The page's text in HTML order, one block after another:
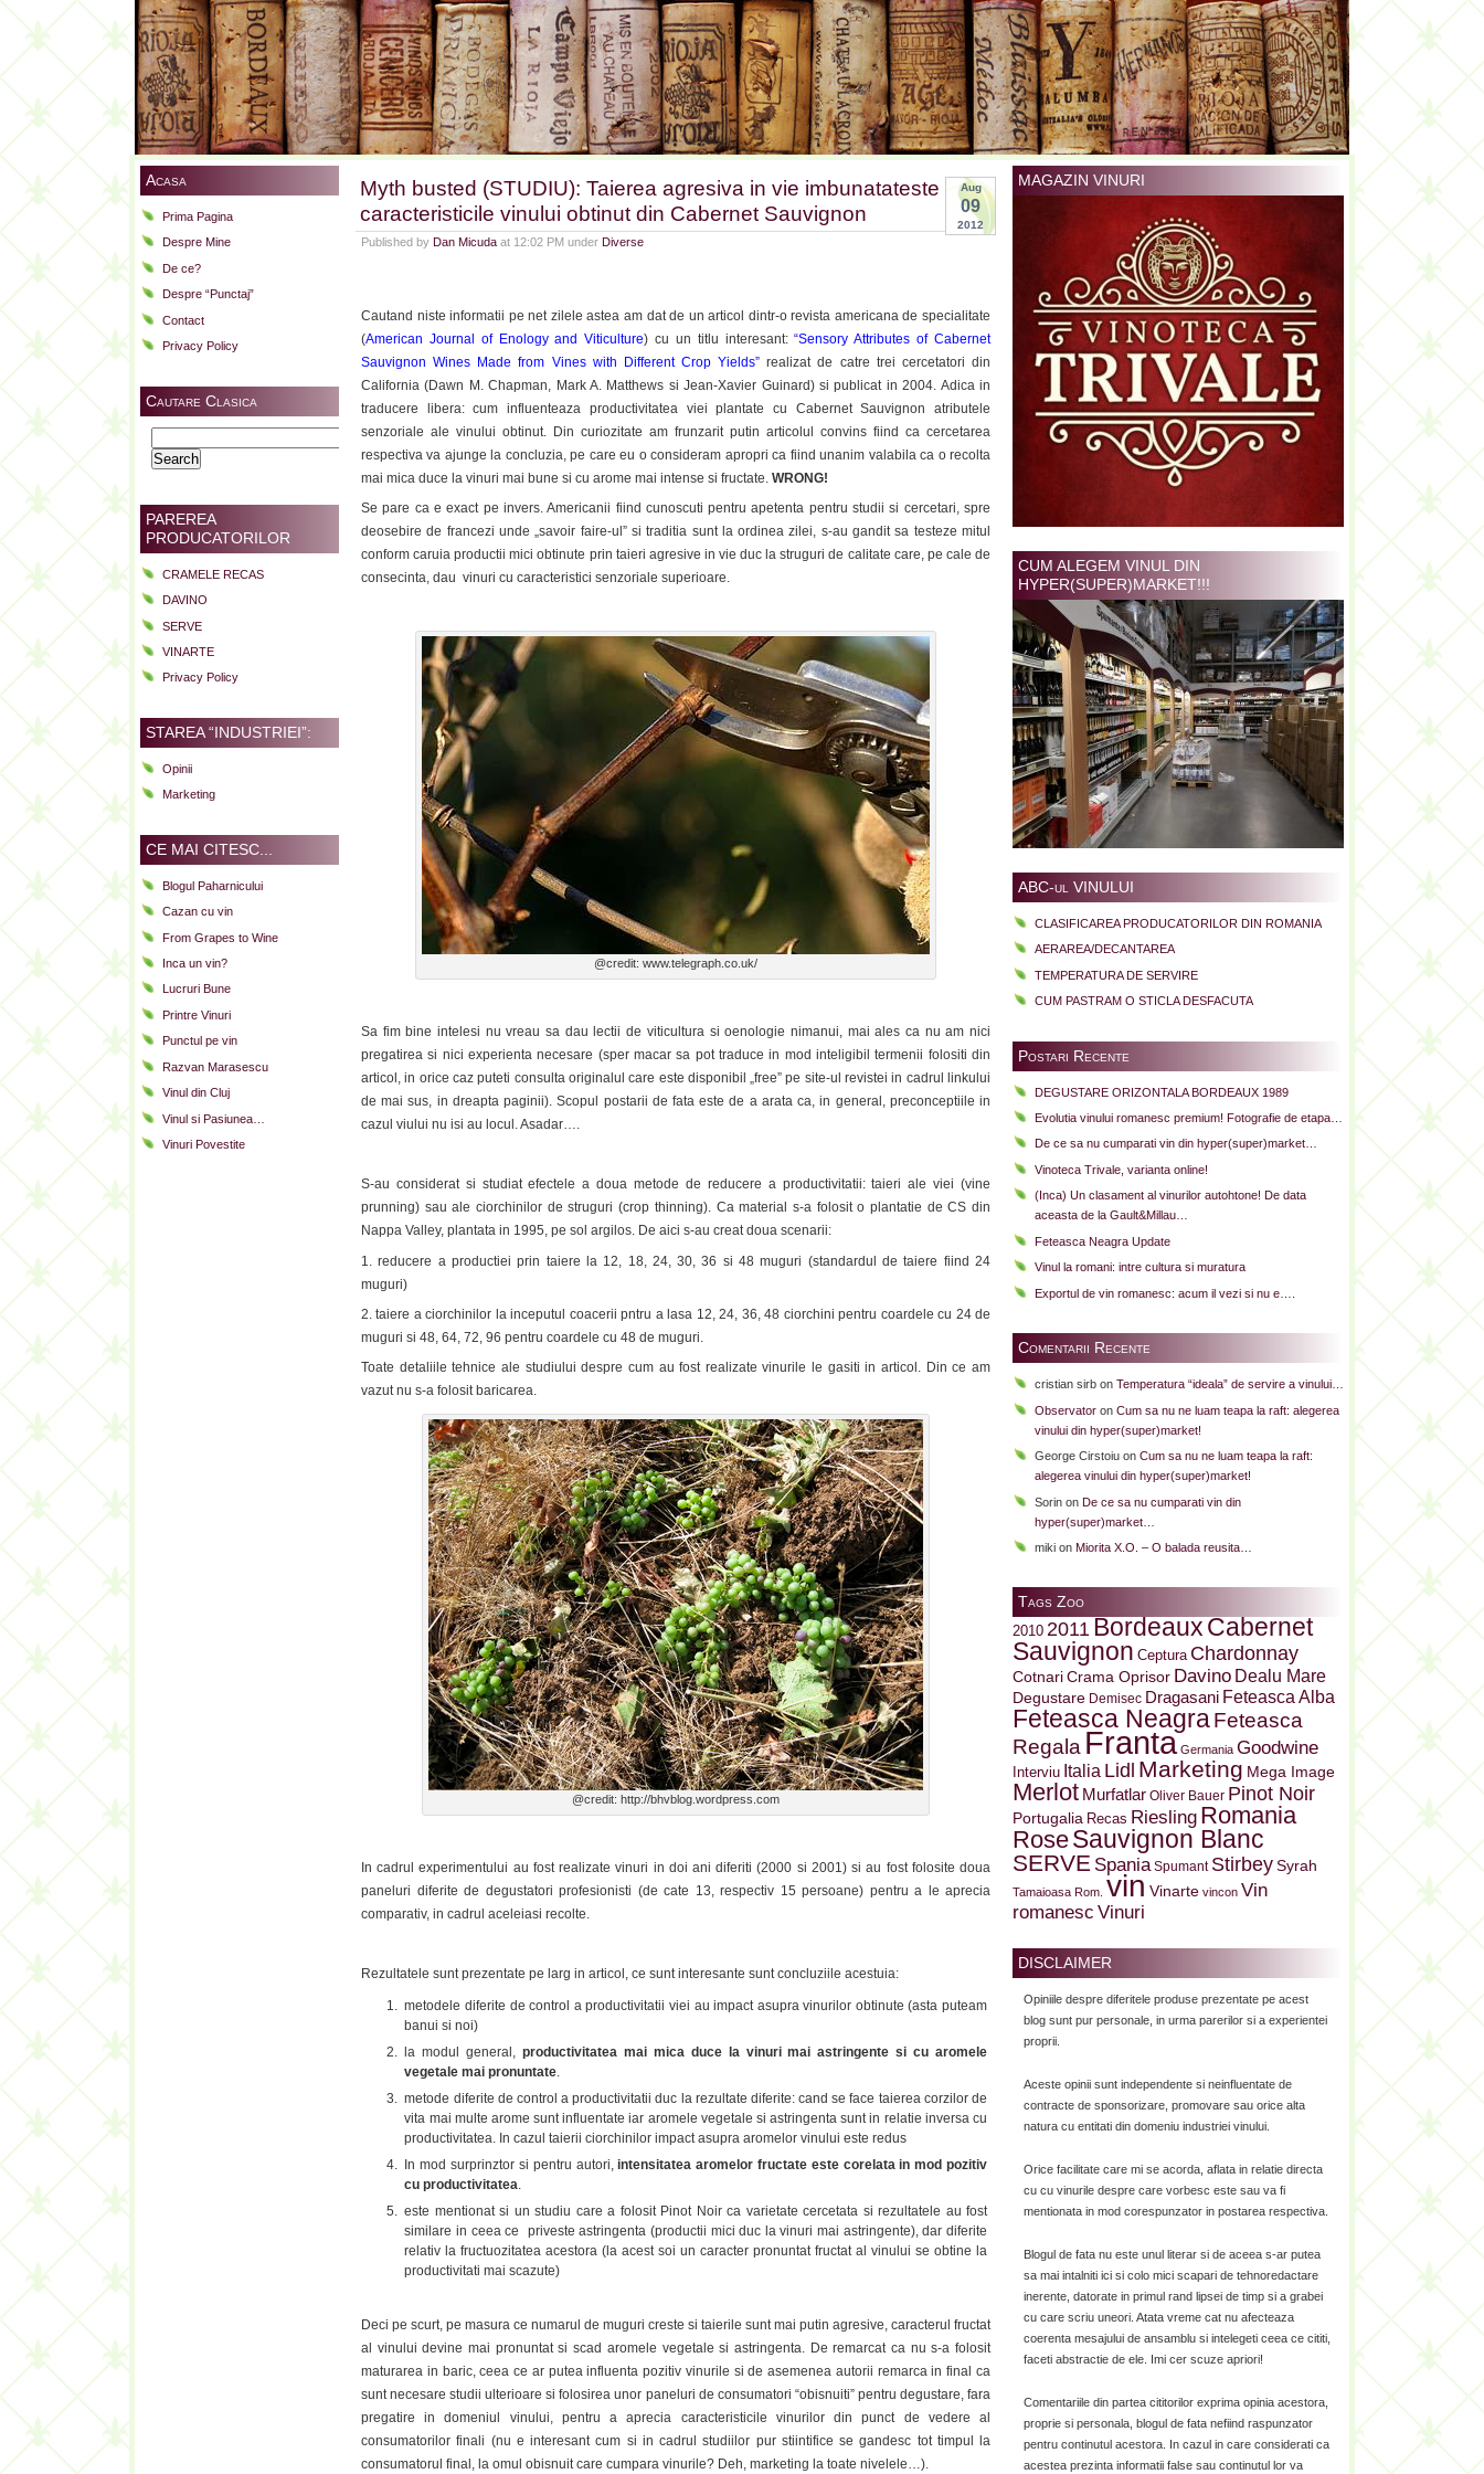
Acasa
Prima Pagina
Despre Mine
De ce?
Despre “Punctaj”
Contact
Privacy Policy
Cautare Clasica
for:
PAREREA
PRODUCATORILOR
CRAMELE RECAS
DAVINO
SERVE
VINARTE
Privacy Policy
STAREA “INDUSTRIEI”:
Opinii
Marketing
CE MAI CITESC...
Blogul Paharnicului
Cazan cu vin
From Grapes to Wine
Inca un vin?
Lucruri Bune
Printre Vinuri
Punctul pe vin
Razvan Marasescu
Vinul din Cluj
Vinul si Pasiunea…
Vinuri Povestite
Aug
09
2012
Myth busted (STUDIU): Taierea agresiva in vie imbunatateste
caracteristicile vinului obtinut din Cabernet Sauvignon
Published by Dan Micuda at 12:02 PM under Diverse
Cautand niste informatii pe net zilele astea am dat de un articol dintr-o revista americana de specialitate
(American Journal of Enology and Viticulture) cu un titlu interesant:“Sensory Attributes of Cabernet
Sauvignon Wines Made from Vines with Different Crop Yields” realizat de catre trei cercetatori din
California (Dawn M. Chapman, Mark A. Matthews si Jean-Xavier Guinard) si publicat in 2004. Adica in
traducere libera: cum influenteaza productivitatea viei plantate cu Cabernet Sauvignon atributele
senzoriale ale vinului obtinut. Din curiozitate am frunzarit putin articolul convins fiind ca cercetarea
respectiva va ajunge la concluzia, pe care eu o consideram apropri ca fiind unanim valabila ca o recolta
mai mica duce la vinuri mai bune si cu arome mai intense si fructate. WRONG!
Se pare ca e exact pe invers. Americanii fiind cunoscuti pentru apetenta pentru studii si cercetari, spre
deosebire de francezi unde „savoir faire-ul” si traditia sunt la ordinea zilei, s-au gandit sa testeze mitul
conform caruia productii mici obtinute prin taieri agresive in vie duc la struguri de calitate care, pe cale de
consecinta, dau vinuri cu caracteristici senzoriale superioare.
@credit: www.telegraph.co.uk/
Sa fim bine intelesi nu vreau sa dau lectii de viticultura si oenologie nimanui, mai ales ca nu am nici
pregatirea si nici experienta necesare (sper macar sa pot traduce in mod inteligibil termenii folositi din
articol, in orice caz puteti consulta originalul care este disponibil „free” pe site-ul revistei in cadrul linkului
de mai sus, in dreapta paginii). Scopul postarii de fata este de a arata ca, in general, preconceptiile in
cazul viului nu isi au locul. Asadar….
S-au considerat si studiat efectele a doua metode de reducere a productivitatii: taieri ale viei (vine
prunning) sau ale ciorchinilor de struguri (crop thinning). Ca material s-a folosit o plantatie de CS din
Nappa Valley, plantata in 1995, pe sol argilos. De aici s-au creat doua scenarii:
1. reducere a productiei prin taiere la 12, 18, 24, 30, 36 si 48 muguri (standardul de taiere fiind 24
muguri)
2. taiere a ciorchinilor la inceputul coacerii pntru a lasa 12, 24, 36, 48 ciorchini pentru coardele cu 24 de
muguri si 48, 64, 72, 96 pentru coardele cu 48 de muguri.
Toate detaliile tehnice ale studiului despre cum au fost realizate vinurile le gasiti in articol. Din ce am
vazut nu s-a folosit baricarea.
@credit: http://bhvblog.wordpress.com
In cadrul experimentului au fost realizate vinuri in doi ani diferiti (2000 si 2001) si au fost folosite doua
paneluri diferite de degustatori profesionisti (de cate 13, respectiv 15 persoane) pentru a le aprecia
comparativ, in cadrul aceleiasi recolte.
Rezultatele sunt prezentate pe larg in articol, ce sunt interesante sunt concluziile acestuia:
metodele diferite de control a productivitatii viei au impact asupra vinurilor obtinute (asta puteam
banui si noi)
la modul general,productivitatea mai mica duce la vinuri mai astringente si cu aromele
vegetale mai pronuntate.
metode diferite de control a productivitatii duc la rezultate diferite: cand se face taierea corzilor de
vita mai multe arome sunt influentate iar aromele vegetale si astringenta sunt in relatie inversa cu
productivitatea. In cazul taierii ciorchinilor impact asupra aromelor vinului este redus
In mod surprinztor si pentru autori,intensitatea aromelor fructate este corelata in mod pozitiv
cu productivitatea.
este mentionat si un studiu care a folosit Pinot Noir ca varietate cercetata si rezultatele au fost
similare in ceea ce priveste astringenta (productii mici duc la vinuri mai astringente), dar diferite
relativ la fructuozitatea acestora (la acest soi un caracter pronuntat fructat al vinului se obtine la
productivitati mai scazute)
Deci pe scurt, pe masura ce numarul de muguri creste si taierile sunt mai putin agresive, caracterul fructat
al vinului devine mai pronuntat si scad aromele vegetale si astringenta. De remarcat ca nu s-a folosit
maturarea in baric, ceea ce ar putea influenta pozitiv vinurile si de asemenea autorii remarca in final ca
sunt necesare studii ulterioare si folosirea unor paneluri de consumatori “obisnuiti” pentru degustare, fara
pregatire in domeniul vinului, pentru a aprecia caracteristicile vinurilor din punct de vedere al
consumatorilor finali (nu e interesant cum si in cadrul studiilor pur stiintifice se gandesc tot timpul la
consumatorul final, la omul obisnuit care cumpara vinurile? Deh, marketing la toate nivelele…).
MAGAZIN VINURI
CUM ALEGEM VINUL DIN
HYPER(SUPER)MARKET!!!
ABC-ul VINULUI
CLASIFICAREA PRODUCATORILOR DIN ROMANIA
AERAREA/DECANTAREA
TEMPERATURA DE SERVIRE
CUM PASTRAM O STICLA DESFACUTA
Postari Recente
DEGUSTARE ORIZONTALA BORDEAUX 1989
Evolutia vinului romanesc premium! Fotografie de etapa…
De ce sa nu cumparati vin din hyper(super)market…
Vinoteca Trivale, varianta online!
(Inca) Un clasament al vinurilor autohtone! De data
aceasta de la Gault&Millau…
Feteasca Neagra Update
Vinul la romani: intre cultura si muratura
Exportul de vin romanesc: acum il vezi si nu e….
Comentarii Recente
cristian sirb on Temperatura “ideala” de servire a vinului…
Observator on Cum sa nu ne luam teapa la raft: alegerea
vinului din hyper(super)market!
George Cirstoiu on Cum sa nu ne luam teapa la raft:
alegerea vinului din hyper(super)market!
Sorin on De ce sa nu cumparati vin din
hyper(super)market…
miki on Miorita X.O. – O balada reusita…
Tags Zoo
2010 2011 BordeauxCabernet
Sauvignon Ceptura Chardonnay
Cotnari Crama Oprisor Davino Dealu Mare
Degustare Demisec Dragasani Feteasca Alba
Feteasca NeagraFeteasca
Regala Franta Germania Goodwine
Interviu Italia Lidl Marketing Mega Image
Merlot Murfatlar Oliver Bauer Pinot Noir
Portugalia Recas Riesling Romania
RoseSauvignon Blanc
SERVE Spania Spumant Stirbey Syrah
Tamaioasa Rom. vin Vinarte vincon Vin
romanesc Vinuri
DISCLAIMER
Opiniile despre diferitele produse prezentate pe acest
blog sunt pur personale, in urma parerilor si a experientei
proprii.
Aceste opinii sunt independente si neinfluentate de
contracte de sponsorizare, promovare sau orice alta
natura cu entitati din domeniu industriei vinului.
Orice facilitate care mi se acorda, aflata in relatie directa
cu cu vinurile despre care vorbesc este sau va fi
mentionata in mod corespunzator in postarea respectiva.
Blogul de fata nu este unul literar si de aceea s-ar putea
sa mai intalniti ici si colo mici scapari de tehnoredactare
inerente, datorate in primul rand lipsei de timp si a grabei
cu care scriu uneori. Atata vreme cat nu afecteaza
coerenta mesajului de ansamblu si intelegeti ceea ce cititi,
faceti abstractie de ele. Imi cer scuze apriori!
Comentariile din partea cititorilor exprima opinia acestora,
proprie si personala, blogul de fata nefiind raspunzator
pentru continutul acestora. In cazul in care considerati ca
acestea prezinta informatii false sau continutul lor va